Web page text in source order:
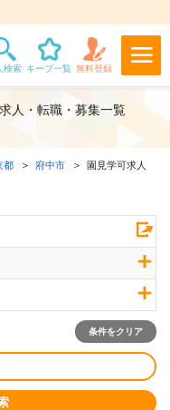
人・転職・募集一覧
都 府中市 園見学可求人
条件をクリア